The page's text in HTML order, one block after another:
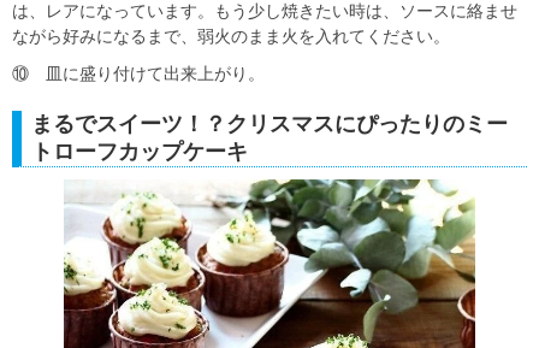
は、レアになっています。もう少し焼きたい時は、ソースに絡ませ
ながら好みになるまで、弱火のまま火を入れてください。
⑩ 皿に盛り付けて出来上がり。
まるでスイーツ！？クリスマスにぴったりのミー
トローフカップケーキ